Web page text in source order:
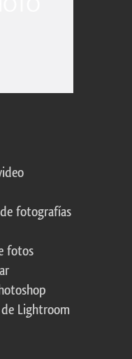
fotografías
fotos
Lightroom